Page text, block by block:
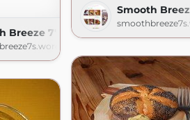
Breeze 7's | Lizerls Schmankerlblog
Smooth